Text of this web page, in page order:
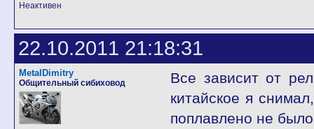
Неактивен
22.10.2011 21:18:31
MetalDimitry
Общительный сибиховод
Все зависит от
китайское я
поплавлено не